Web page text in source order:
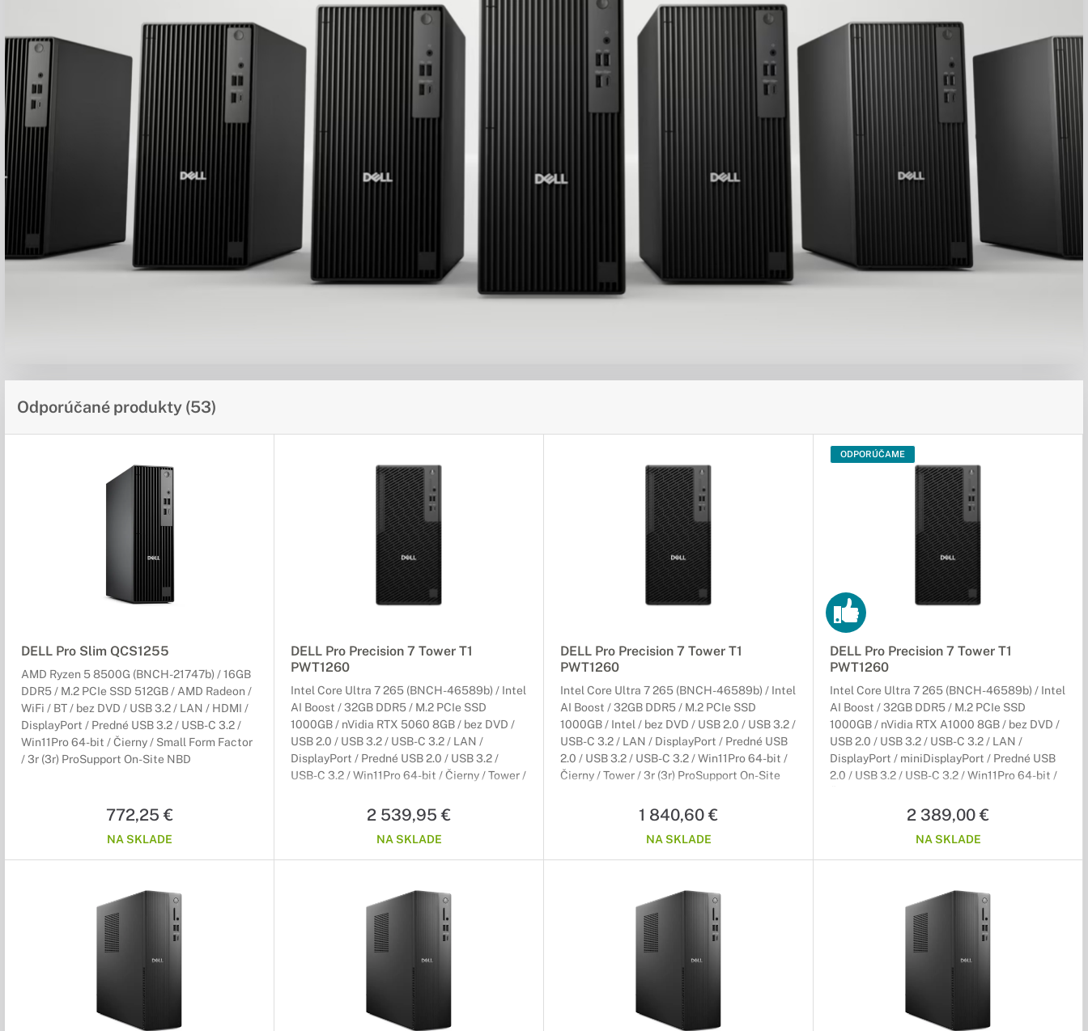
Odporúčané produkty (53)
DELL Pro Slim QCS1255
AMD Ryzen 5 8500G (BNCH-21747b) / 16GB
DDR5 / M.2 PCIe SSD 512GB / AMD Radeon /
WiFi / BT / bez DVD / USB 3.2 / LAN / HDMI /
DisplayPort / Predné USB 3.2 / USB-C 3.2 /
Win11Pro 64-bit / Čierny / Small Form Factor
/ 3r (3r) ProSupport On-Site NBD
772,25 €
NA SKLADE
DELL Pro Precision 7 Tower T1
PWT1260
Intel Core Ultra 7 265 (BNCH-46589b) / Intel
AI Boost / 32GB DDR5 / M.2 PCIe SSD
1000GB / nVidia RTX 5060 8GB / bez DVD /
USB 2.0 / USB 3.2 / USB-C 3.2 / LAN /
DisplayPort / Predné USB 2.0 / USB 3.2 /
USB-C 3.2 / Win11Pro 64-bit / Čierny / Tower /
2 539,95 €
NA SKLADE
DELL Pro Precision 7 Tower T1
PWT1260
Intel Core Ultra 7 265 (BNCH-46589b) / Intel
AI Boost / 32GB DDR5 / M.2 PCIe SSD
1000GB / Intel / bez DVD / USB 2.0 / USB 3.2 /
USB-C 3.2 / LAN / DisplayPort / Predné USB
2.0 / USB 3.2 / USB-C 3.2 / Win11Pro 64-bit /
Čierny / Tower / 3r (3r) ProSupport On-Site
1 840,60 €
NA SKLADE
ODPORÚČAME
DELL Pro Precision 7 Tower T1
PWT1260
Intel Core Ultra 7 265 (BNCH-46589b) / Intel
AI Boost / 32GB DDR5 / M.2 PCIe SSD
1000GB / nVidia RTX A1000 8GB / bez DVD /
USB 2.0 / USB 3.2 / USB-C 3.2 / LAN /
DisplayPort / miniDisplayPort / Predné USB
2.0 / USB 3.2 / USB-C 3.2 / Win11Pro 64-bit /
2 389,00 €
NA SKLADE